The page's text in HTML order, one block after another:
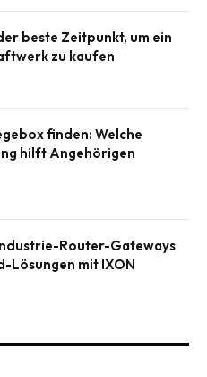
beste Zeitpunkt, um ein
zu kaufen
finden: Welche
hilft Angehörigen
Router-Gateways
Lösungen mit IXON